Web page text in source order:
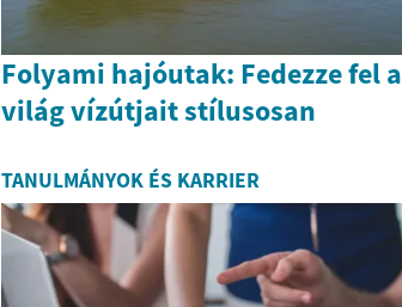
Folyami hajóutak: Fedezze fel a
világ vízútjait stílusosan
TANULMÁNYOK ÉS KARRIER